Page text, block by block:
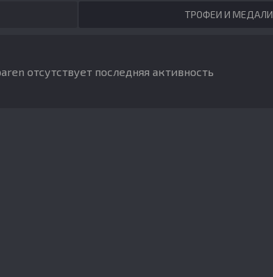
ТРОФЕИ И МЕДАЛИ
отсутствует последняя активность